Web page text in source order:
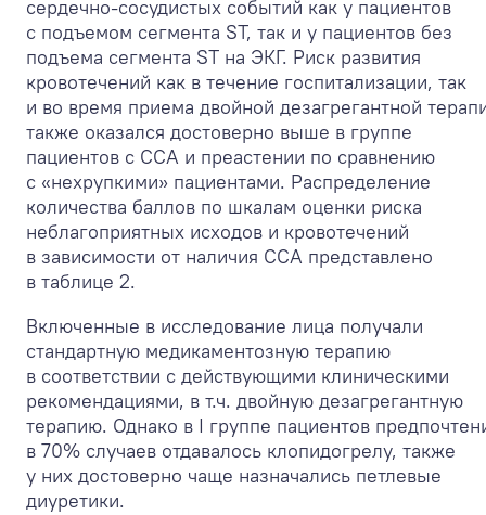
сердечно-сосудистых событий как у пациентов
с подъемом сегмента ST, так и у пациентов без
подъема сегмента ST на ЭКГ. Риск развития
кровотечений как в течение госпитализации, так
и во время приема двойной дезагрегантной
также оказался достоверно выше в группе
пациентов с ССА и преастении по сравнению
с «нехрупкими» пациентами. Распределение
количества баллов по шкалам оценки риска
неблагоприятных исходов и кровотечений
в зависимости от наличия ССА представлено
в таблице 2.
Включенные в исследование лица получали
стандартную медикаментозную терапию
в соответствии с действующими клиническими
рекомендациями, в т.ч. двойную дезагрегантную
терапию. Однако в I группе пациентов
в 70% случаев отдавалось клопидогрелу, также
у них достоверно чаще назначались петлевые
диуретики.